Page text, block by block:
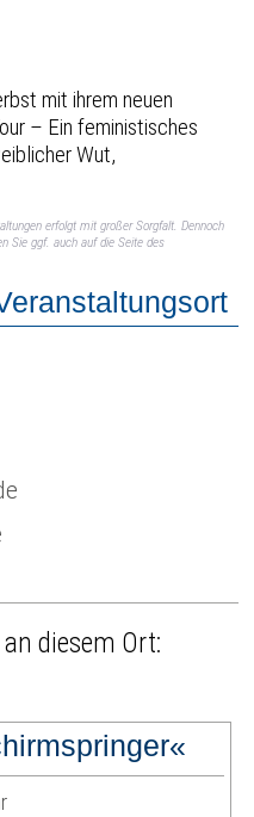
mit ihrem neuen
– Ein feministisches
Wut,
erfolgt mit großer Sorgfalt. Dennoch
Sie ggf. auch auf die Seite des
diesem Ort: